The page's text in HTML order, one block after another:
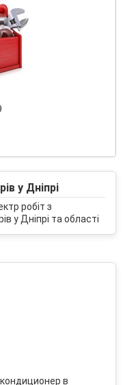
у Дніпрі
робіт з
у Дніпрі та області
в